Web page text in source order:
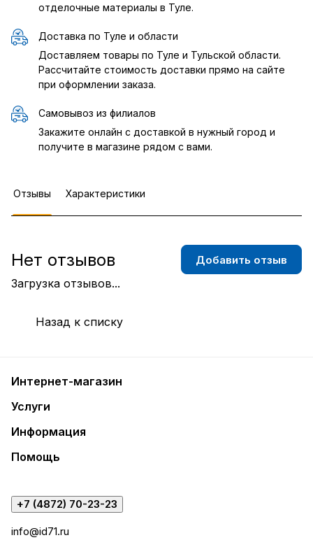
отделочные материалы в Туле.
Доставка по Туле и области
Доставляем товары по Туле и Тульской области.
Рассчитайте стоимость доставки прямо на сайте
при оформлении заказа.
Самовывоз из филиалов
Закажите онлайн с доставкой в нужный город и
получите в магазине рядом с вами.
Отзывы Характеристики
Загрузка отзывов...
Нет отзывов Добавить отзыв
Назад к списку
Интернет-магазин
Услуги
Информация
Помощь
+7 (4872) 70-23-23
info@id71.ru